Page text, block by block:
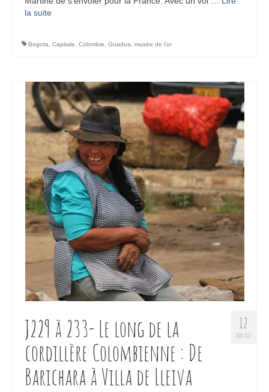
la suite­­
Bogota Capitale Colombie Guadua musée de l'or
12
JUIN 2017
J229 à 233- Le long de la
cordillère Colombienne : De
Barichara à Villa de Lleiva